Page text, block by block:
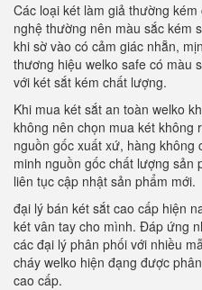
Các loại két làm giả thường
nghệ thường nên màu sắc kém
khi sờ vào có cảm giác nhẵn,
thương hiệu welko safe có màu
với két sắt kém chất lượng.
Khi mua két sắt an toàn welko
không nên chọn mua két không
nguồn gốc xuất xứ, hàng
minh nguồn gốc chất lượng sản
liên tục cập nhật sản phẩm mới.
đại lý bán két sắt cao cấp hiện
két vân tay cho mình. Đáp ứng
các đại lý phân phối với nhiều
cháy welko hiện đạng được
cao cấp.